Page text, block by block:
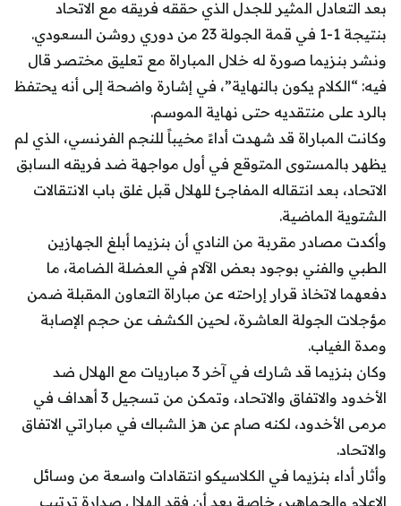
بعد التعادل المثير للجدل الذي حققه فريقه مع الاتحاد
بنتيجة 1-1 في قمة الجولة 23 من دوري روشن السعودي.
ونشر بنزيما صورة له خلال المباراة مع تعليق مختصر قال
فيه: “الكلام يكون بالنهاية”، في إشارة واضحة إلى أنه يحتفظ
بالرد على منتقديه حتى نهاية الموسم.
وكانت المباراة قد شهدت أداءً مخيباً للنجم الفرنسي، الذي لم
يظهر بالمستوى المتوقع في أول مواجهة ضد فريقه السابق
الاتحاد، بعد انتقاله المفاجئ للهلال قبل غلق باب الانتقالات
الشتوية الماضية.
وأكدت مصادر مقربة من النادي أن بنزيما أبلغ الجهازين
الطبي والفني بوجود بعض الآلام في العضلة الضامة، ما
دفعهما لاتخاذ قرار إراحته عن مباراة التعاون المقبلة ضمن
مؤجلات الجولة العاشرة، لحين الكشف عن حجم الإصابة
ومدة الغياب.
وكان بنزيما قد شارك في آخر 3 مباريات مع الهلال ضد
الأخدود والاتفاق والاتحاد، وتمكن من تسجيل 3 أهداف في
مرمى الأخدود، لكنه صام عن هز الشباك في مباراتي الاتفاق
والاتحاد.
وأثار أداء بنزيما في الكلاسيكو انتقادات واسعة من وسائل
الإعلام والجماهير، خاصة بعد أن فقد الهلال صدارة ترتيب